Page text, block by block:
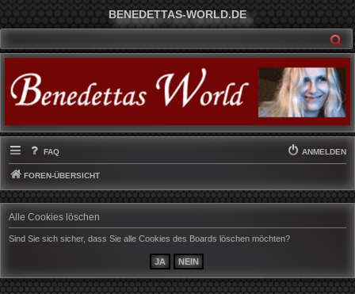
BENEDETTAS-WORLD.DE
FAQ ANMELDEN
FOREN-ÜBERSICHT
Alle Cookies löschen
Sind Sie sich sicher, dass Sie alle Cookies des Boards löschen möchten?